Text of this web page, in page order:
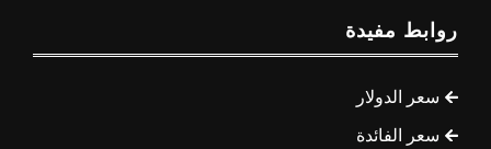
روابط مفيدة
سعر الدولار
سعر الفائدة